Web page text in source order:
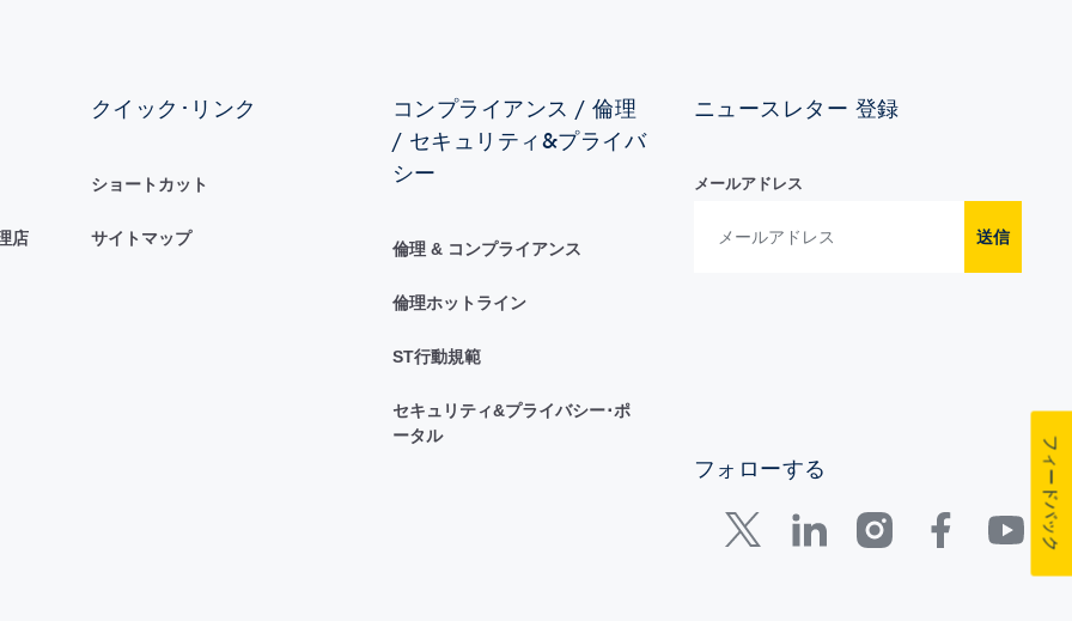
店
クイック･リンク
ショートカット
サイトマップ
コンプライアンス / 倫理
/ セキュリティ&プライバ
シー
倫理 & コンプライアンス
倫理ホットライン
ST行動規範
セキュリティ&プライバシー･ポ
ータル
ニュースレター 登録
メールアドレス
送信
フォローする フィードバック